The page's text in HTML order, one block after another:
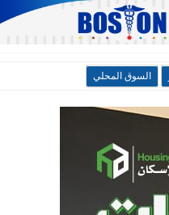
السوق المحلي